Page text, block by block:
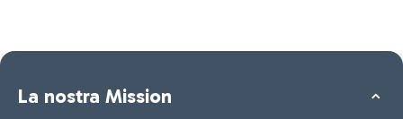
La nostra Mission